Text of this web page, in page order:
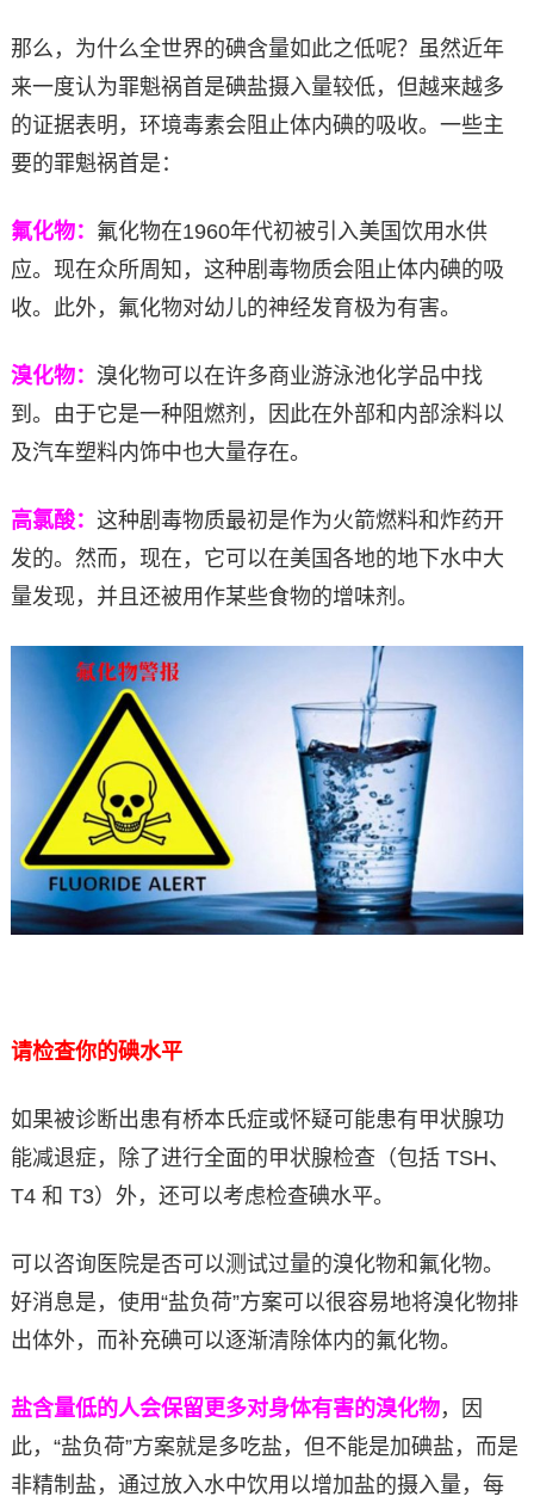
那么，为什么全世界的碘含量如此之低呢？虽然近年
来一度认为罪魁祸首是碘盐摄入量较低，但越来越多
的证据表明，环境毒素会阻止体内碘的吸收。一些主
要的罪魁祸首是：
氟化物： 氟化物在1960年代初被引入美国饮用水供
应。现在众所周知，这种剧毒物质会阻止体内碘的吸
收。此外，氟化物对幼儿的神经发育极为有害。
溴化物： 溴化物可以在许多商业游泳池化学品中找
到。由于它是一种阻燃剂，因此在外部和内部涂料以
及汽车塑料内饰中也大量存在。
高氯酸： 这种剧毒物质最初是作为火箭燃料和炸药开
发的。然而，现在，它可以在美国各地的地下水中大
量发现，并且还被用作某些食物的增味剂。
请检查你的碘水平
如果被诊断出患有桥本氏症或怀疑可能患有甲状腺功
能减退症，除了进行全面的甲状腺检查（包括 TSH、
T4 和 T3）外，还可以考虑检查碘水平。
可以咨询医院是否可以测试过量的溴化物和氟化物。
好消息是，使用“盐负荷”方案可以很容易地将溴化物排
出体外，而补充碘可以逐渐清除体内的氟化物。
盐含量低的人会保留更多对身体有害的溴化物，因
此，“盐负荷”方案就是多吃盐，但不能是加碘盐，而是
非精制盐，通过放入水中饮用以增加盐的摄入量，每